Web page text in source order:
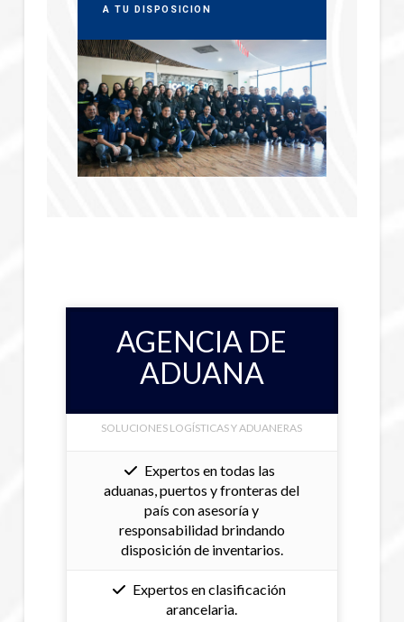
A TU DISPOSICIÓN
AGENCIA DE
ADUANA
SOLUCIONES LOGÍSTICAS Y ADUANERAS
Expertos en todas las
aduanas, puertos y fronteras del
país con asesoría y
responsabilidad brindando
disposición de inventarios.
Expertos en clasificación
arancelaria.